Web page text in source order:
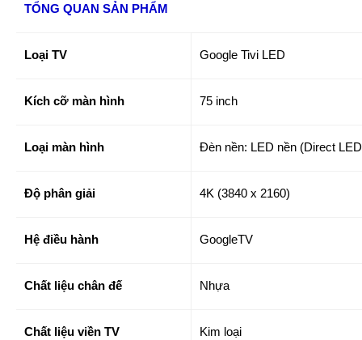
TỔNG QUAN SẢN PHẨM
Loại TV Google Tivi LED
Kích cỡ màn hình 75 inch
Loại màn hình Đèn nền: LED nền (Direct
Độ phân giải 4K (3840 x 2160)
Hệ điều hành GoogleTV
Chất liệu chân đế Nhựa
Chất liệu viền TV Kim loại